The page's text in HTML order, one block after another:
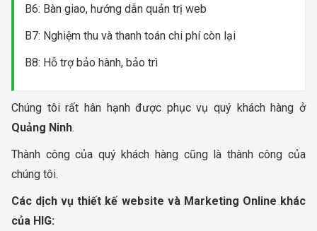
B6: Bàn giao, hướng dẫn quản trị web
B7: Nghiệm thu và thanh toán chi phí còn lại
B8: Hỗ trợ bảo hành, bảo trì
Chúng tôi rất hân hạnh được phục vụ quý khách hàng ở
Quảng Ninh.
Thành công của quý khách hàng cũng là thành công của
chúng tôi.
Các dịch vụ thiết kế website và Marketing Online khác
của HIG: